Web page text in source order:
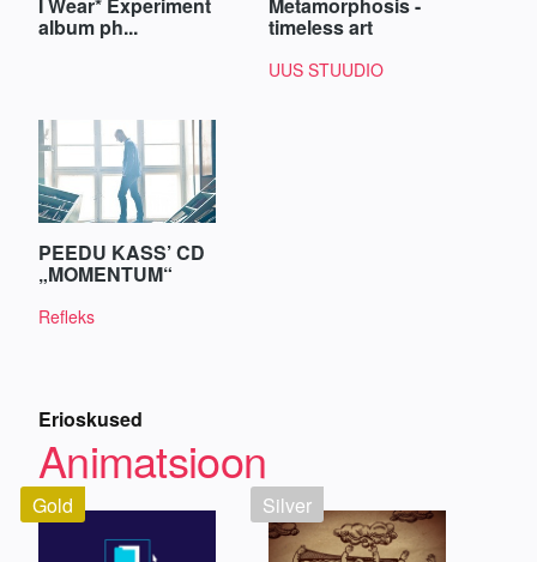
album ph... timeless art
UUS STUUDIO
PEEDU KASS’ CD
„MOMENTUM“
Refleks
Erioskused
Animatsioon
Gold Silver